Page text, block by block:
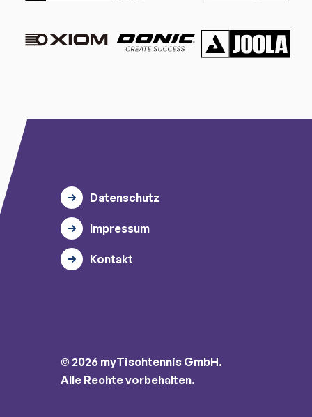
Datenschutz
Impressum
Kontakt
© 2026 myTischtennis GmbH.
Alle Rechte vorbehalten.